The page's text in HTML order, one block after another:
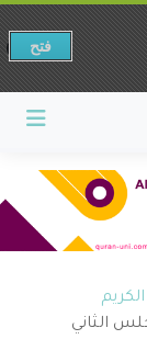
الثاني
فتح